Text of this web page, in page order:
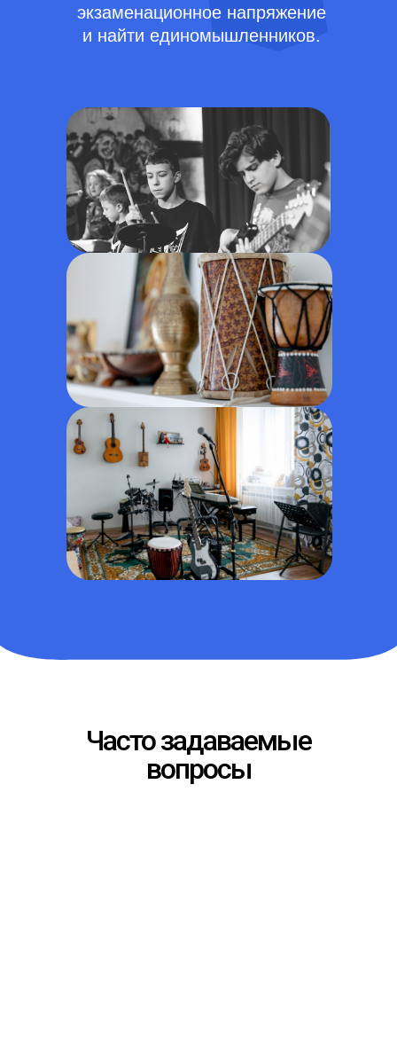
экзаменационное напряжение
и найти единомышленников.
Часто задаваемые
вопросы